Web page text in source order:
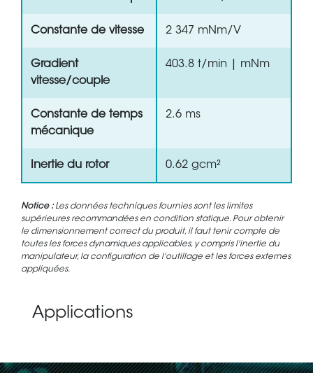
Constante de vitesse 2 347 mNm/V
Gradient
vitesse/couple
403.8 t/min | mNm
Constante de temps
mécanique
2.6 ms
Inertie du rotor 0.62 gcm²
Notice :Les données techniques fournies sont les limites
supérieures recommandées en condition statique. Pour obtenir
le dimensionnement correct du produit, il faut tenir compte de
toutes les forces dynamiques applicables, y compris l'inertie du
manipulateur, la configuration de l'outillage et les forces externes
appliquées.
Applications